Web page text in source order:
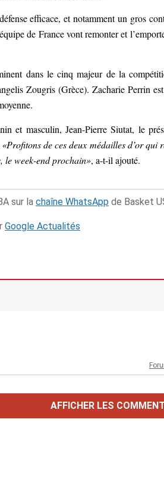
efficace, et notamment un gros
de France vont remonter et
dans le cinq majeur de la
Zougris (Grèce). Zacharie Perrin
et masculin, Jean-Pierre Siutat, le
«Profitons de ces deux médailles d’or
le week-end prochain», a-t-il ajouté.
sur la chaîne WhatsApp de Basket
Google Actualités
AFFICHER LES